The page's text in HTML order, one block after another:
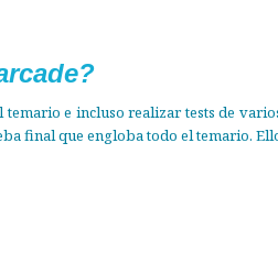
e incluso realizar tests de
final que engloba todo el temario.